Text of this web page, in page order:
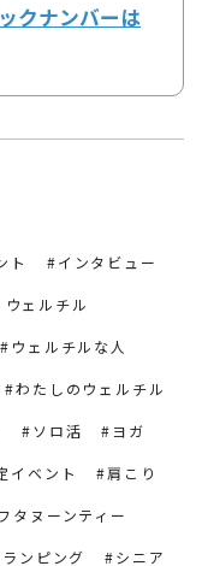
クナンバーは
ト インタビュー
ェルチル
ウェルチルな人
わたしのウェルチル
ソロ活 ヨガ
イベント 肩こり
タヌーンティー
ンピング シニア